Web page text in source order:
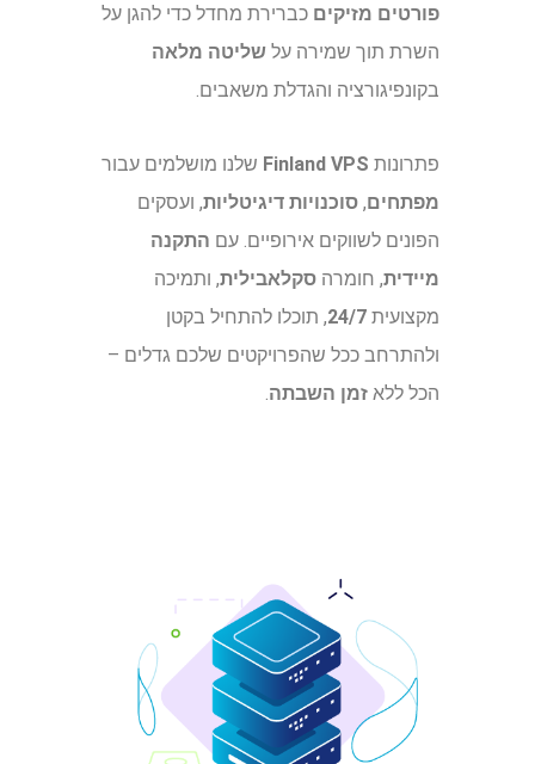
פורטים מזיקים כברירת מחדל כדי להגן על
השרת תוך שמירה על שליטה מלאה
בקונפיגורציה והגדלת משאבים.
פתרונות Finland VPS שלנו מושלמים עבור
מפתחים, סוכנויות דיגיטליות, ועסקים
הפונים לשווקים אירופיים. עם התקנה
מיידית, חומרה סקלאבילית, ותמיכה
מקצועית 24/7, תוכלו להתחיל בקטן
ולהתרחב ככל שהפרויקטים שלכם גדלים –
הכל ללא זמן השבתה